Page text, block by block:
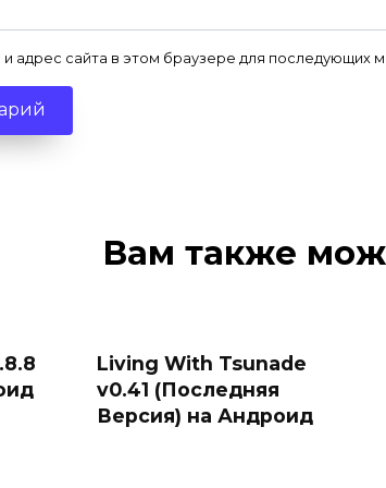
адрес сайта в этом браузере для последующих
Вам также
Living With Tsunade
v0.41 (Последняя
Версия) на Андроид